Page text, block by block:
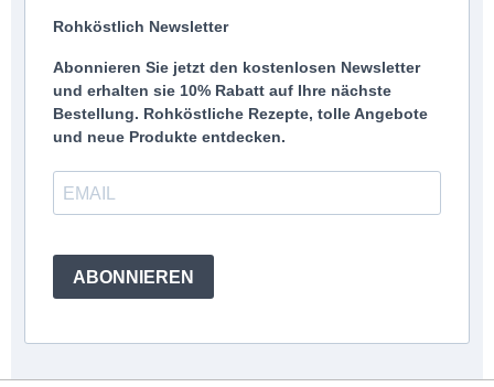
Rohköstlich Newsletter
Abonnieren Sie jetzt den kostenlosen Newsletter
und erhalten sie 10% Rabatt auf Ihre nächste
Bestellung. Rohköstliche Rezepte, tolle Angebote
und neue Produkte entdecken.
ABONNIEREN